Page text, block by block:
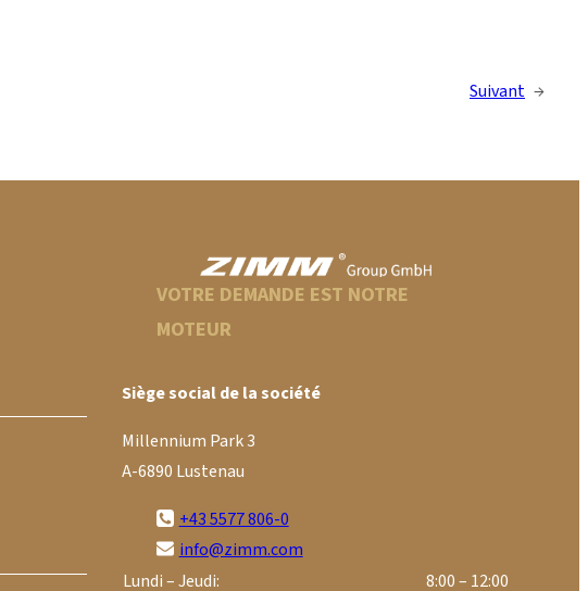
Suivant →
VOTRE DEMANDE EST NOTRE
MOTEUR
Siège social de la société
Millennium Park 3
A-6890 Lustenau
+43 5577 806-0
info@zimm.com
Lundi – Jeudi:
8:00 – 12:00